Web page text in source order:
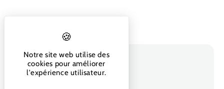
M@rcel Pas
Notre site web utilise des
cookies pour améliorer
l'expérience utilisateur.